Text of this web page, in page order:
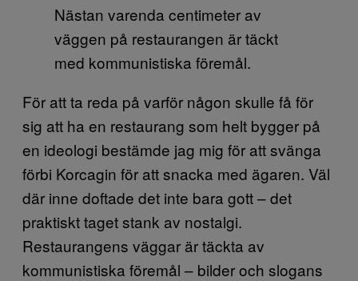
Nästan varenda centimeter av
väggen på restaurangen är täckt
med kommunistiska föremål.
För att ta reda på varför någon skulle få för
sig att ha en restaurang som helt bygger på
en ideologi bestämde jag mig för att svänga
förbi Korcagin för att snacka med ägaren. Väl
där inne doftade det inte bara gott – det
praktiskt taget stank av nostalgi.
Restaurangens väggar är täckta av
kommunistiska föremål – bilder och slogans